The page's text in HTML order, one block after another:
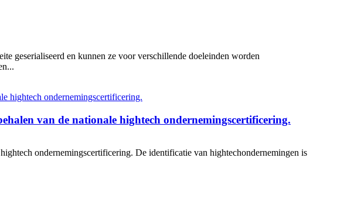
geserialiseerd en kunnen ze voor verschillende doeleinden worden
van de nationale hightech ondernemingscertificering.
ondernemingscertificering. De identificatie van hightechondernemingen is